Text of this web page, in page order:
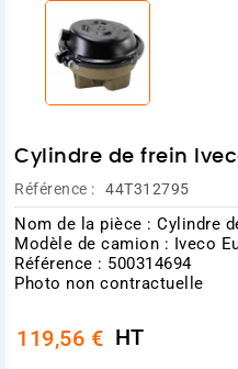
Cylindre de frein
Référence : 44T312795
Nom de la pièce : Cylindre
Modèle de camion : Iveco
Référence : 500314694
Photo non contractuelle
119,56 € HT